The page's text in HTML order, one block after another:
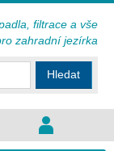
Hledat
filtrace a vše
zahradní jezírka